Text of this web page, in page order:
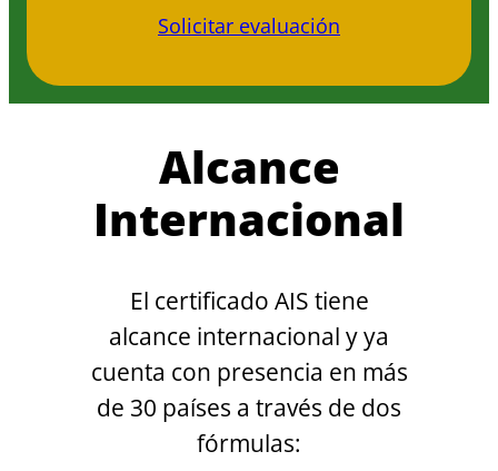
Solicitar evaluación
Alcance
Internacional
El certificado AIS tiene
alcance internacional y ya
cuenta con presencia en más
de 30 países a través de dos
fórmulas: